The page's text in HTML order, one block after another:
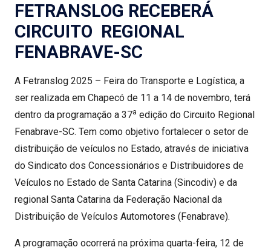
FETRANSLOG RECEBERÁ
CIRCUITO REGIONAL
FENABRAVE-SC
A Fetranslog 2025 – Feira do Transporte e Logística, a
ser realizada em Chapecó de 11 a 14 de novembro, terá
dentro da programação a 37a edição do Circuito Regional
Fenabrave-SC. Tem como objetivo fortalecer o setor de
distribuição de veículos no Estado, através de iniciativa
do Sindicato dos Concessionários e Distribuidores de
Veículos no Estado de Santa Catarina (Sincodiv) e da
regional Santa Catarina da Federação Nacional da
Distribuição de Veículos Automotores (Fenabrave).
A programação ocorrerá na próxima quarta-feira, 12 de